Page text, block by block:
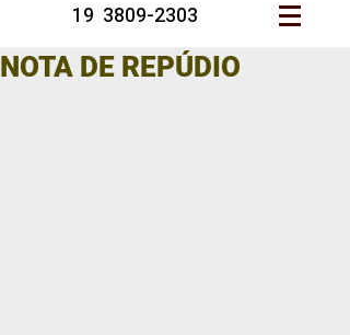
19 3809-2303
NOTA DE REPÚDIO